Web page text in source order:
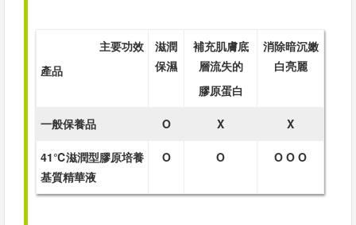
主要功效
產品
滋潤
保濕
補充肌膚底
層流失的
膠原蛋白
消除暗沉嫩
白亮麗
一般保養品 O X X
41℃滋潤型膠原培養
基質精華液
O O O O O